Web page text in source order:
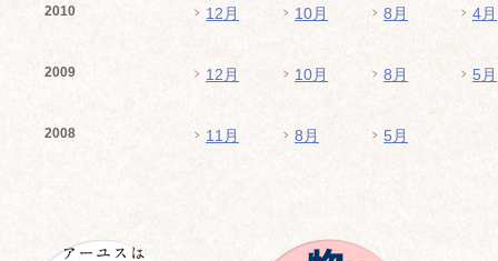
2010 12月 10月 8月 4月
2009 12月 10月 8月 5月
2008 11月 8月 5月